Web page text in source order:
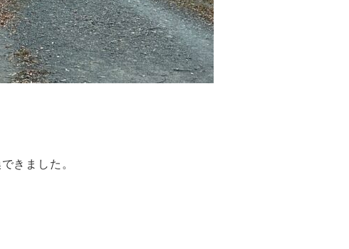
きました。